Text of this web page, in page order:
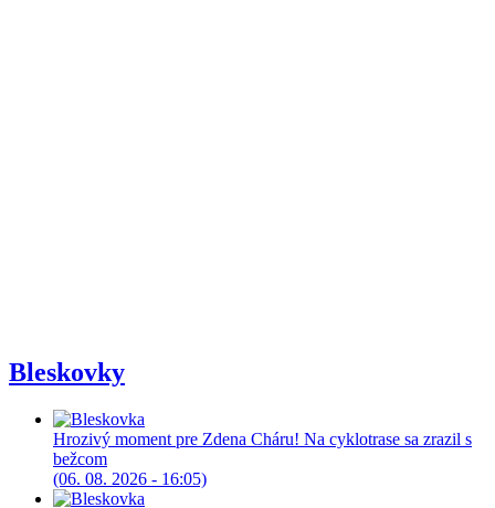
Bleskovky
Hrozivý moment pre Zdena Cháru! Na cyklotrase sa zrazil s
bežcom
(06. 08. 2026 - 16:05)